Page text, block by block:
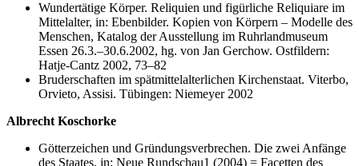
Wundertätige Körper. Reliquien und figürliche Reliquiare im
Mittelalter, in: Ebenbilder. Kopien von Körpern – Modelle des
Menschen, Katalog der Ausstellung im Ruhrlandmuseum
Essen 26.3.–30.6.2002, hg. von Jan Gerchow. Ostfildern:
Hatje-Cantz 2002, 73–82
Bruderschaften im spätmittelalterlichen Kirchenstaat. Viterbo,
Orvieto, Assisi. Tübingen: Niemeyer 2002
Albrecht Koschorke
Götterzeichen und Gründungsverbrechen. Die zwei Anfänge
des Staates, in: Neue Rundschau1 (2004) = Facetten des